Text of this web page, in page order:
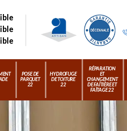
POSE DE
PARQUET
22
HYDROFUGE
DE TOITURE
22
RÉPARATION
ET
CHANGEMENT
DE FAÎTIÈRE ET
FAÎTAGE 22